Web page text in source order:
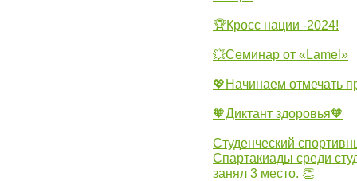
🏆Кросс нации -2024!
💥Семинар от «Lamel»
💖Начинаем отмечать
🧡Диктант здоровья🧡
Студенческий
Спартакиады среди
занял 3 место. 👏